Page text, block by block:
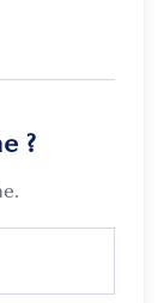
?